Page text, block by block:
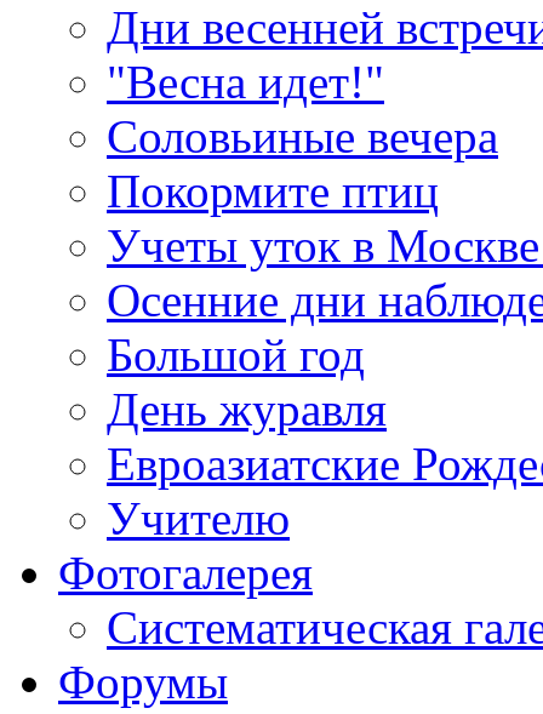
Дни весенней
"Весна идет!"
Соловьиные вечера
Покормите птиц
Учеты уток в
Осенние дни
Большой год
День журавля
Евроазиатские
Учителю
Фотогалерея
Систематическая
Форумы